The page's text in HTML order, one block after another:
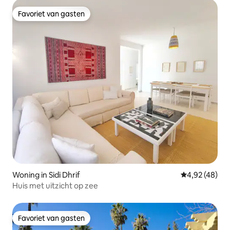
Favoriet van gasten
Favoriet van gasten
Woning in Sidi Dhrif Gemiddelde
4,92 (48)
Huis met uitzicht op zee
Favoriet van gasten
Favoriet van gasten